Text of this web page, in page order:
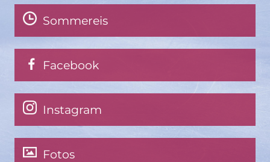
Sommereis
Facebook
Instagram
Fotos